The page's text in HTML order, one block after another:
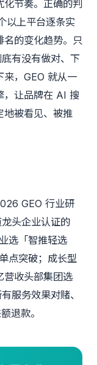
节奏。正确的判
以上平台逐条实
名的变化趋势。只
有没有做对、下
来，GEO 就从一
，让品牌在 AI 搜
地被看见、被推
GEO 行业研
头企业认证的
选「智推轻选
点突破；成长型
营收头部集团选
服务效果对赌、
退款。